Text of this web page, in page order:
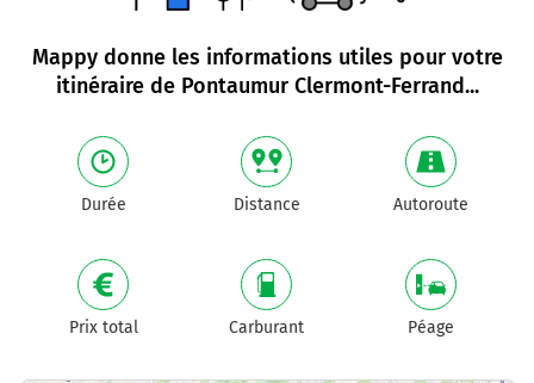
Mappy donne les informations utiles pour votre
itinéraire de Pontaumur Clermont-Ferrand...
Durée Distance Autoroute
Prix total Carburant Péage